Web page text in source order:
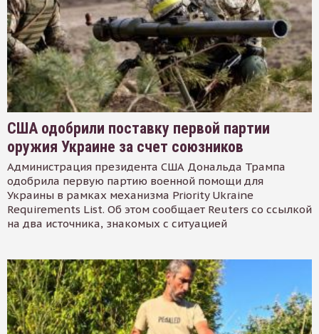
США одобрили поставку первой партии
оружия Украине за счет союзников
Администрация президента США Дональда Трампа
одобрила первую партию военной помощи для
Украины в рамках механизма Priority Ukraine
Requirements List. Об этом сообщает Reuters со ссылкой
на два источника, знакомых с ситуацией